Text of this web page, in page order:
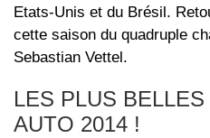
Etats-Unis et du Brésil.
cette saison du quadruple
Sebastian Vettel.
LES PLUS
AUTO 2014 !